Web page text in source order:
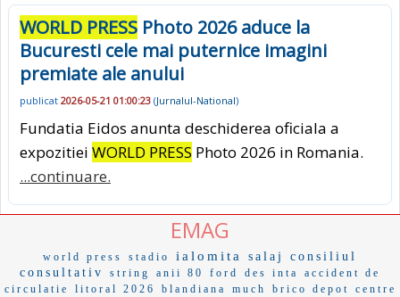
WORLD PRESS Photo 2026 aduce la
Bucuresti cele mai puternice imagini
premiate ale anului
publicat 2026-05-21 01:00:23 (Jurnalul-National)
Fundatia Eidos anunta deschiderea oficiala a
expozitiei WORLD PRESS Photo 2026 in Romania.
...continuare.
EMAG
world press stadio ialomita salaj
consiliul
consultativ
string anii 80 ford des inta
accident de
circulatie
litoral 2026 blandiana much brico depot
centre